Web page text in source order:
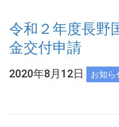
令和２年度長野
金交付申請
2020年8月12日 お知ら